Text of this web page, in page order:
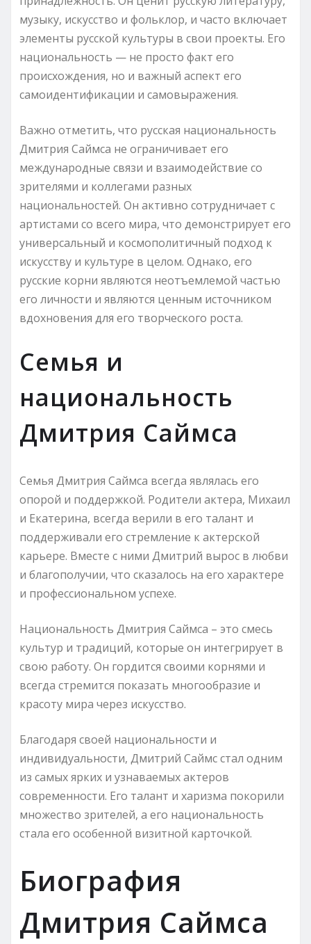
музыку, искусство и фольклор, и часто включает
элементы русской культуры в свои проекты. Его
национальность — не просто факт его
происхождения, но и важный аспект его
самоидентификации и самовыражения.
Важно отметить, что русская национальность
Дмитрия Саймса не ограничивает его
международные связи и взаимодействие со
зрителями и коллегами разных
национальностей. Он активно сотрудничает с
артистами со всего мира, что демонстрирует его
универсальный и космополитичный подход к
искусству и культуре в целом. Однако, его
русские корни являются неотъемлемой частью
его личности и являются ценным источником
вдохновения для его творческого роста.
Семья и
национальность
Дмитрия Саймса
Семья Дмитрия Саймса всегда являлась его
опорой и поддержкой. Родители актера, Михаил
и Екатерина, всегда верили в его талант и
поддерживали его стремление к актерской
карьере. Вместе с ними Дмитрий вырос в любви
и благополучии, что сказалось на его характере
и профессиональном успехе.
Национальность Дмитрия Саймса – это смесь
культур и традиций, которые он интегрирует в
свою работу. Он гордится своими корнями и
всегда стремится показать многообразие и
красоту мира через искусство.
Благодаря своей национальности и
индивидуальности, Дмитрий Саймс стал одним
из самых ярких и узнаваемых актеров
современности. Его талант и харизма покорили
множество зрителей, а его национальность
стала его особенной визитной карточкой.
Биография
Дмитрия Саймса